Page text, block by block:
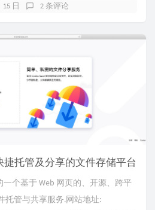
15 日 2 条评论
捷托管及分享的文件存储平台
一个基于 Web 网页的、开源、跨平
托管与共享服务.网站地址: